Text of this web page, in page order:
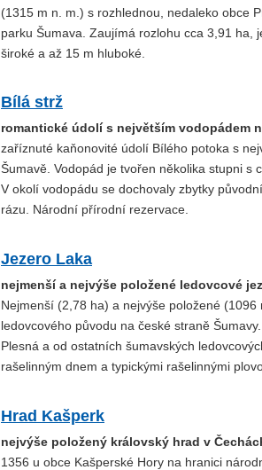
(1315 m n. m.) s rozhlednou, nedaleko obce
parku Šumava. Zaujímá rozlohu cca 3,91 ha,
široké a až 15 m hluboké.
Bílá strž
romantické údolí s největším vodopádem
zaříznuté kaňonovité údolí Bílého potoka s
Šumavě. Vodopád je tvořen několika stupni s
V okolí vodopádu se dochovaly zbytky
rázu. Národní přírodní rezervace.
Jezero Laka
nejmenší a nejvýše položené ledovcové
Nejmenší (2,78 ha) a nejvýše položené (1096
ledovcového původu na české straně
Plesná a od ostatních šumavských
rašelinným dnem a typickými rašelinnými
Hrad Kašperk
nejvýše položený královský hrad v
1356 u obce Kašperské Hory na hranici